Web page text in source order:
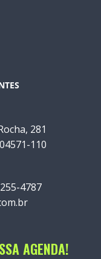
281
110
4787
AGENDA!